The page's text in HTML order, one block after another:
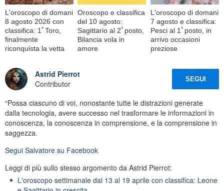
L'oroscopo di domani
8 agosto 2026 con
classifica: 1ﾟToro,
finalmente
riconquista la vetta
Oroscopo e classifica
del 10 agosto:
Sagittario al 2ﾟposto,
Bilancia vola in
amore
L'oroscopo di domani
7 agosto e classifica:
Pesci al 1ﾟposto, in
arrivo occasioni
preziose
Astrid Pierrot
Contributor
SEGUI
“Possa ciascuno di voi, nonostante tutte le distrazioni generate
dalla tecnologia, avere successo nel trasformare le informazioni in
conoscenza, la conoscenza in comprensione, e la comprensione in
saggezza.
Segui Salvatore su Facebook
Leggi di più sullo stesso argomento da Astrid Pierrot:
L'oroscopo settimanale dal 13 al 19 aprile con classifica: Leone